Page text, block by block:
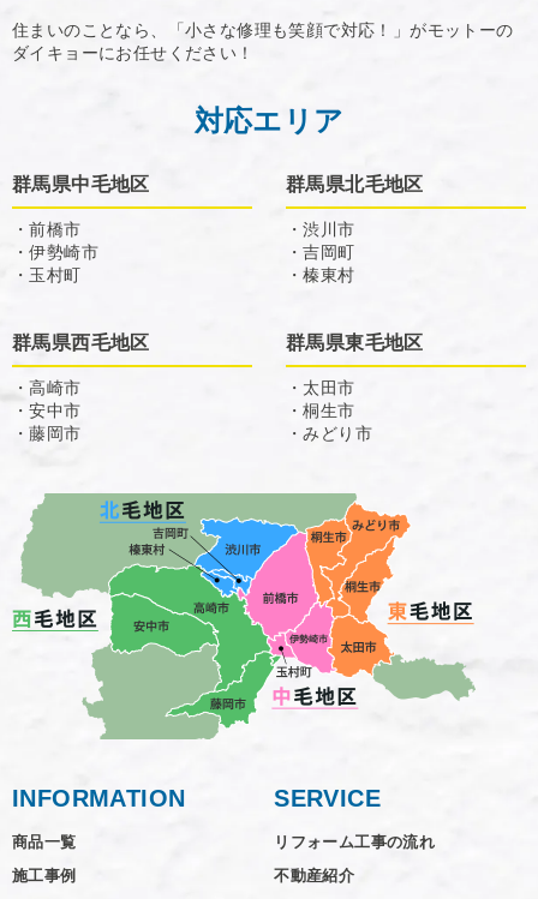
住まいのことなら、「小さな修理も笑顔で対応！」がモットーの
ダイキョーにお任せください！
対応エリア
群馬県中毛地区
・前橋市
・伊勢崎市
・玉村町
群馬県北毛地区
・渋川市
・吉岡町
・榛東村
群馬県西毛地区
・高崎市
・安中市
・藤岡市
群馬県東毛地区
・太田市
・桐生市
・みどり市
INFORMATION
商品一覧
施工事例
SERVICE
リフォーム工事の流れ
不動産紹介